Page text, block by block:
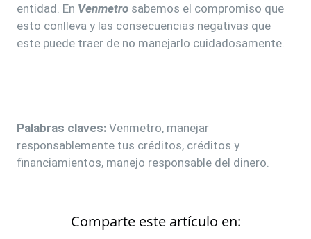
entidad. En Venmetro sabemos el compromiso que
esto conlleva y las consecuencias negativas que
este puede traer de no manejarlo cuidadosamente.
Palabras claves: Venmetro, manejar
responsablemente tus créditos, créditos y
financiamientos, manejo responsable del dinero.
Comparte este artículo en: